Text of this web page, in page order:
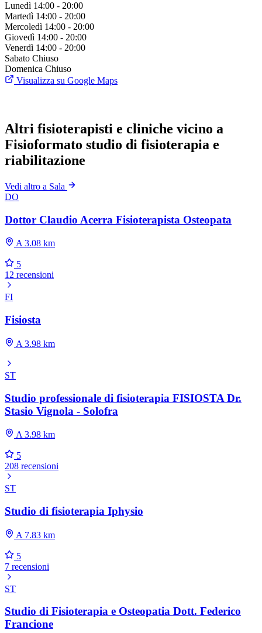
Lunedì 14:00 - 20:00
Martedì 14:00 - 20:00
Mercoledì 14:00 - 20:00
Giovedì 14:00 - 20:00
Venerdì 14:00 - 20:00
Sabato Chiuso
Domenica Chiuso
Visualizza su Google Maps
Altri fisioterapisti e cliniche vicino a
Fisioformato studio di fisioterapia e
riabilitazione
Vedi altro a Sala
DO
Dottor Claudio Acerra Fisioterapista Osteopata
A 3.08 km
5
12 recensioni
FI
Fisiosta
A 3.98 km
ST
Studio professionale di fisioterapia FISIOSTA Dr.
Stasio Vignola - Solofra
A 3.98 km
5
208 recensioni
ST
Studio di fisioterapia Iphysio
A 7.83 km
5
7 recensioni
ST
Studio di Fisioterapia e Osteopatia Dott. Federico
Francione